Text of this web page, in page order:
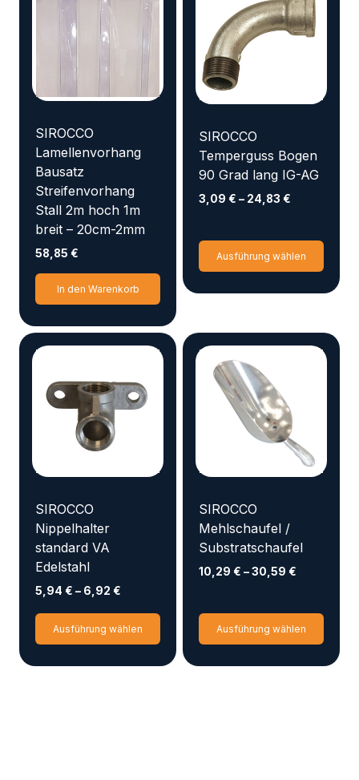
SIROCCO
Lamellenvorhang
Bausatz
Streifenvorhang
Stall 2m hoch 1m
breit – 20cm-2mm
58,85 €
In den Warenkorb
SIROCCO
Temperguss Bogen
90 Grad lang IG-AG
3,09 € – 24,83 €
Ausführung wählen
weist
auf.
SIROCCO
Nippelhalter
standard VA
Edelstahl
5,94 € – 6,92 €
Ausführung wählen
Dieses
Produkt
weist
SIROCCO
Mehlschaufel /
Substratschaufel
10,29 € –30,59 €
Ausführung wählen
weist